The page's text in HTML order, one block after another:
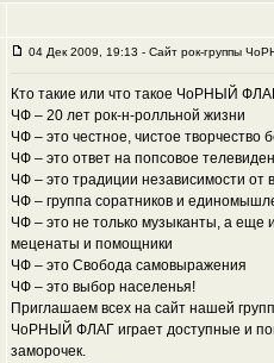
04 Дек 2009, 19:13 - Cайт рок-группы
Кто такие или что такое ЧоРНЫЙ
ЧФ – 20 лет рок-н-ролльной жизни
ЧФ – это честное, чистое творчество
ЧФ – это ответ на попсовое
ЧФ – это традиции независимости
ЧФ – группа соратников и
ЧФ – это не только музыканты, а еще
меценаты и помощники
ЧФ – это Свобода самовыражения
ЧФ – это выбор населенья!
Приглашаем всех на сайт нашей
ЧоРНЫЙ ФЛАГ играет доступные и
заморочек.